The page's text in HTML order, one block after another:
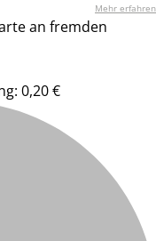
Mehr erfahren
an fremden
0,20 €